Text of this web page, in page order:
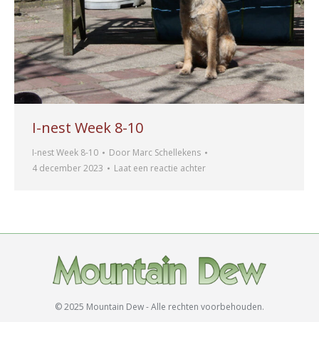
I-nest Week 8-10
I-nest Week 8-10 Door Marc Schellekens
4 december 2023
Laat een reactie achter
© 2025 Mountain Dew - Alle rechten voorbehouden.